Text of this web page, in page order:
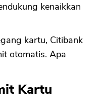
kenaikkan
kartu, Citibank
otomatis. Apa
Kartu